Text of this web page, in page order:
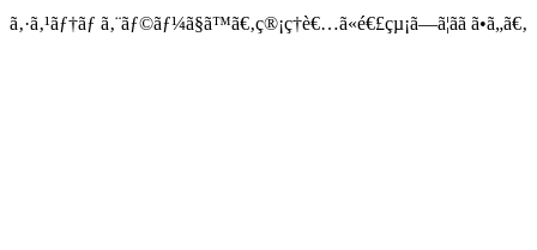
ã‚·ã‚¹ãƒ†ãƒ ã‚¨ãƒ©ãƒ¼ã§ã™ã€‚ç®¡ç†è€…ã«é€£çµ¡ã—ã¦ãã ã•ã„ã€‚